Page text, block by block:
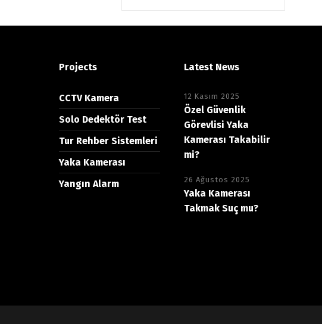
Projects
CCTV Kamera
Solo Dedektör Test
Tur Rehber Sistemleri
Yaka Kamerası
Yangın Alarm
Latest News
12 Kasım 2025
Özel Güvenlik
Görevlisi Yaka
Kamerası Takabilir
mi?
26 Ağustos 2025
Yaka Kamerası
Takmak Suç mu?